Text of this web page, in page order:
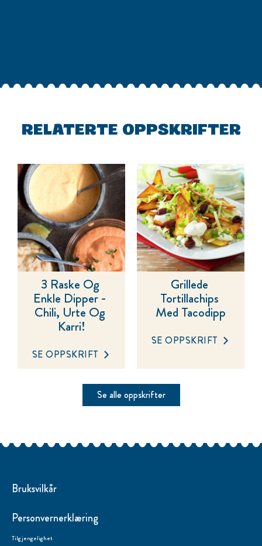
RELATERTE OPPSKRIFTER
3 Raske Og
Enkle Dipper -
Chili, Urte Og
Karri!
SE OPPSKRIFT
Grillede
Tortillachips
Med Tacodipp
SE OPPSKRIFT
Se alle oppskrifter
Bruksvilkår
Personvernerklæring
Tilgjengelighet